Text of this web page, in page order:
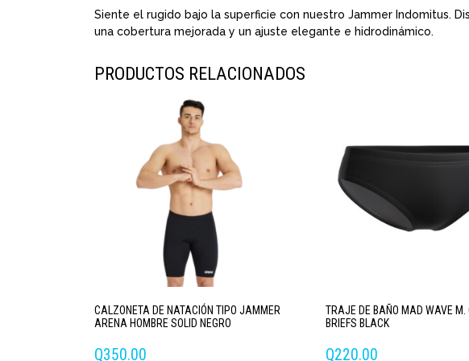
Siente el rugido bajo la superficie con nuestro Jammer Indomitus.
una cobertura mejorada y un ajuste elegante e hidrodinámico.
PRODUCTOS RELACIONADOS
CALZONETA DE NATACIÓN TIPO JAMMER
ARENA HOMBRE SOLID NEGRO
Q350.00
TRAJE DE BAÑO MAD WAVE M.
BRIEFS BLACK
Q220.00